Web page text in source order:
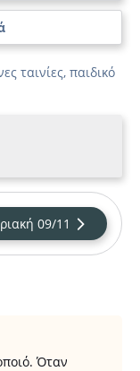
ταινίες, παιδικό
09/11
Όταν